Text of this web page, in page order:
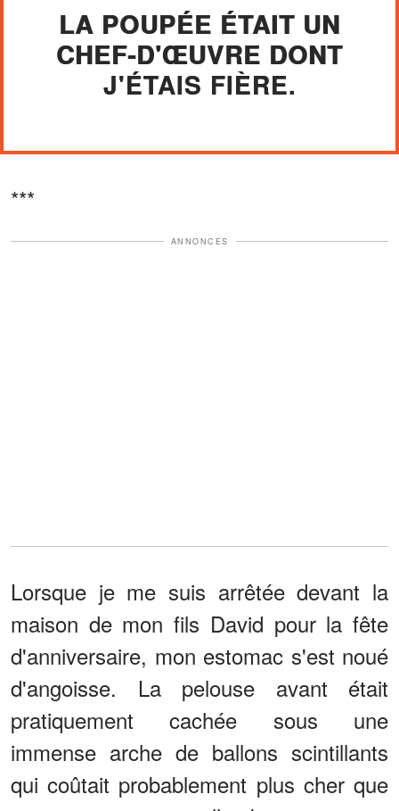
LA POUPÉE ÉTAIT UN
CHEF-D'ŒUVRE DONT
J'ÉTAIS FIÈRE.
***
ANNONCES
Lorsque je me suis arrêtée devant la
maison de mon fils David pour la fête
d'anniversaire, mon estomac s'est noué
d'angoisse. La pelouse avant était
pratiquement cachée sous une
immense arche de ballons scintillants
qui coûtait probablement plus cher que